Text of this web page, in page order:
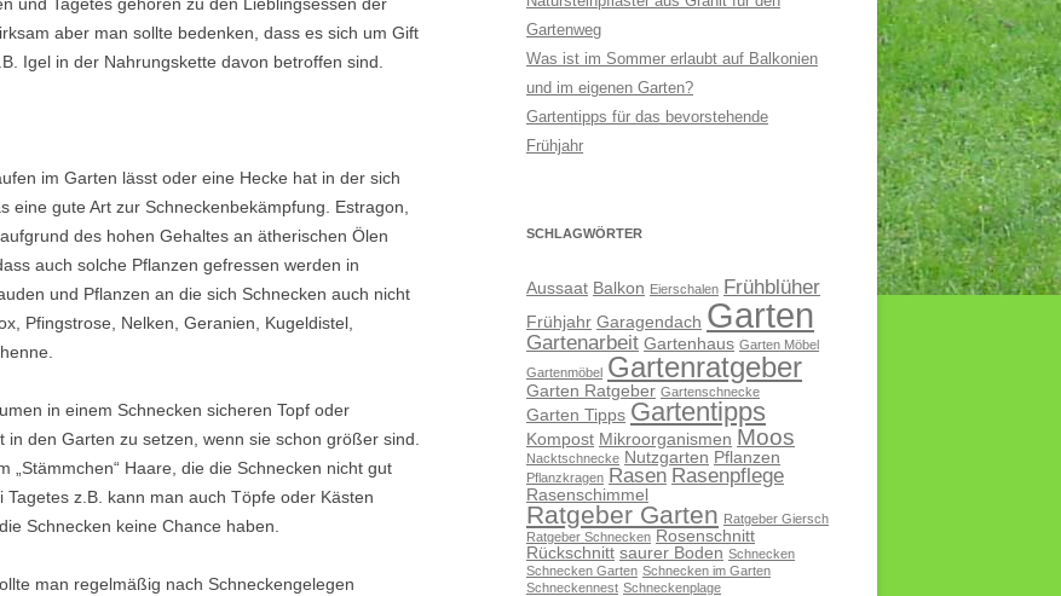
aber man sollte bedenken, dass es sich um Gift
Igel in der Nahrungskette davon betroffen sind.
im Garten lässt oder eine Hecke hat in der sich
eine gute Art zur Schneckenbekämpfung. Estragon,
des hohen Gehaltes an ätherischen Ölen
auch solche Pflanzen gefressen werden in
und Pflanzen an die sich Schnecken auch nicht
Pfingstrose, Nelken, Geranien, Kugeldistel,
in einem Schnecken sicheren Topf oder
den Garten zu setzen, wenn sie schon größer sind.
„Stämmchen“ Haare, die die Schnecken nicht gut
z.B. kann man auch Töpfe oder Kästen
Schnecken keine Chance haben.
man regelmäßig nach Schneckengelegen
Gartenweg
Was ist im Sommer erlaubt auf Balkonien
und im eigenen Garten?
Gartentipps für das bevorstehende
Frühjahr
SCHLAGWÖRTER
Aussaat Balkon Eierschalen Frühblüher
Frühjahr Garagendach Garten
Gartenarbeit Gartenhaus Garten Möbel
Gartenmöbel Gartenratgeber
Garten Ratgeber Gartenschnecke
Garten Tipps Gartentipps
Kompost Mikroorganismen Moos
Nacktschnecke Nutzgarten Pflanzen
Pflanzkragen Rasen Rasenpflege
Rasenschimmel
Ratgeber Garten Ratgeber Giersch
Ratgeber Schnecken Rosenschnitt
Rückschnitt saurer Boden Schnecken
Schnecken Garten Schnecken im Garten
Schneckennest Schneckenplage